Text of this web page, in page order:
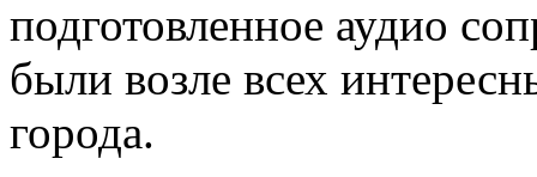
подготовленное аудио
были возле всех
города.